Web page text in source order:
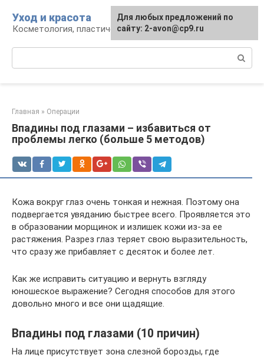
контенту
Уход и красота
Косметология, пластическая хирургия, уход
Главная » Операции
Впадины под глазами – избавиться от
проблемы легко (больше 5 методов)
Кожа вокруг глаз очень тонкая и нежная. Поэтому она
подвергается увяданию быстрее всего. Проявляется это
в образовании морщинок и излишек кожи из-за ее
растяжения. Разрез глаз теряет свою выразительность,
что сразу же прибавляет с десяток и более лет.
Как же исправить ситуацию и вернуть взгляду
юношеское выражение? Сегодня способов для этого
довольно много и все они щадящие.
Впадины под глазами (10 причин)
На лице присутствует зона слезной борозды, где
Для любых предложений по
сайту: 2-avon@cp9.ru